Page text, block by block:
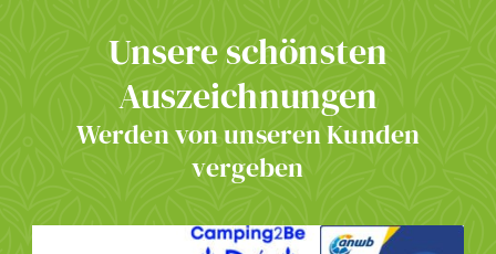
Unsere schönsten
Auszeichnungen
Werden von unseren Kunden
vergeben